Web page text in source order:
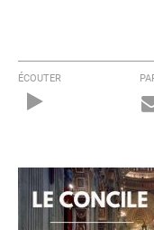
ÉCOUTER